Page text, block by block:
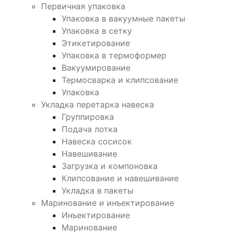
Первичная упаковка
Упаковка в вакуумные пакеты
Упаковка в сетку
Этикетирование
Упаковка в термоформер
Вакуумирование
Термосварка и клипсование
Упаковка
Укладка перетарка навеска
Группировка
Подача лотка
Навеска сосисок
Навешивание
Загрузка и компоновка
Клипсование и навешивание
Укладка в пакеты
Маринование и инъектирование
Инъектирование
Маринование